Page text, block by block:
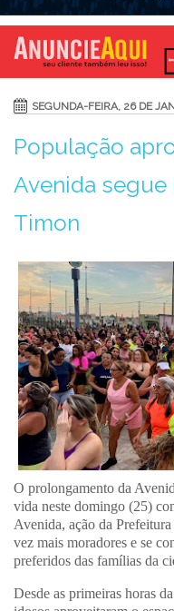
SEGUNDA-FEIRA, 26 DE
População
Avenida
Timon
O prolongamento da
vida neste domingo (25)
Avenida, ação da
vez mais moradores e se
preferidos das famílias da
Desde as primeiras horas